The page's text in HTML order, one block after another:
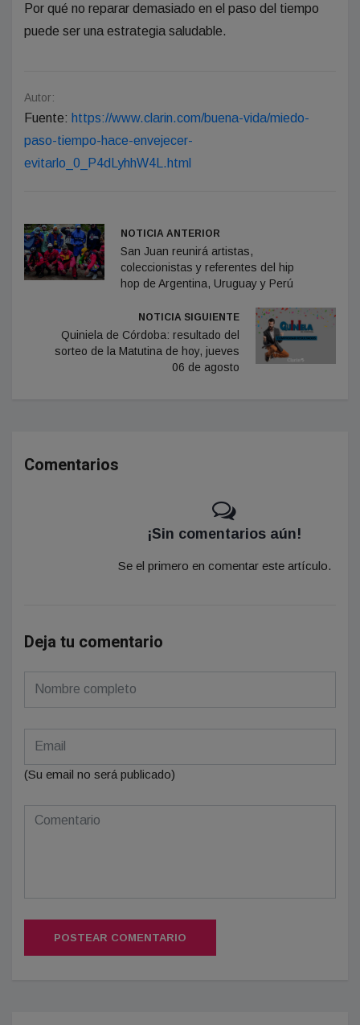
Por qué no reparar demasiado en el paso del tiempo
puede ser una estrategia saludable.
Autor:
Fuente: https://www.clarin.com/buena-vida/miedo-
paso-tiempo-hace-envejecer-
evitarlo_0_P4dLyhhW4L.html
NOTICIA ANTERIOR
San Juan reunirá artistas,
coleccionistas y referentes del hip
hop de Argentina, Uruguay y Perú
NOTICIA SIGUIENTE
Quiniela de Córdoba: resultado del
sorteo de la Matutina de hoy, jueves
06 de agosto
Comentarios
¡Sin comentarios aún!
Se el primero en comentar este artículo.
Deja tu comentario
(Su email no será publicado)
POSTEAR COMENTARIO